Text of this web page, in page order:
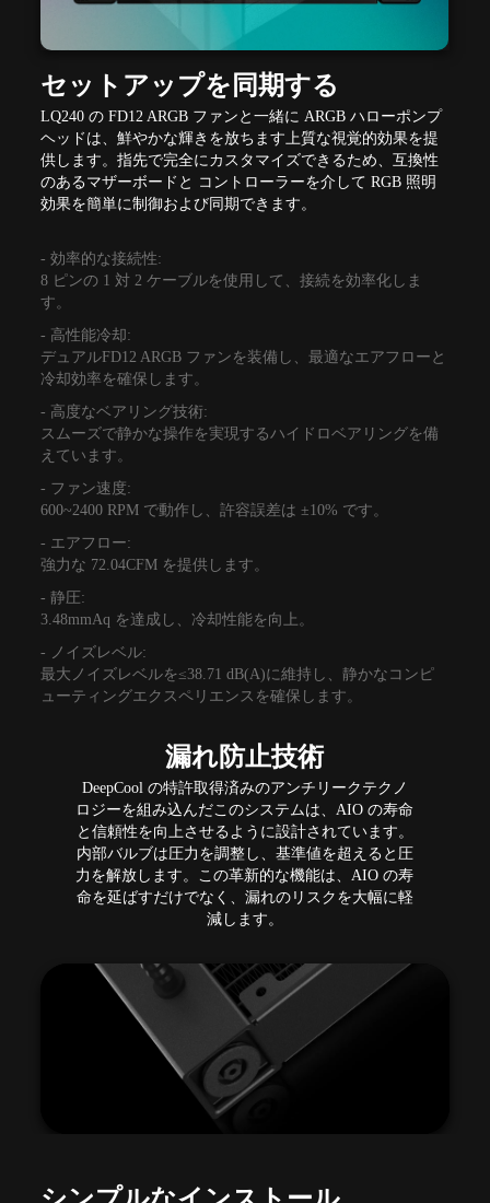
セットアップを同期する
LQ240 の FD12 ARGB ファンと一緒に ARGB ハローポンプ
ヘッドは、鮮やかな輝きを放ちます上質な視覚的効果を提
供します。指先で完全にカスタマイズできるため、互換性
のあるマザーボードと コントローラーを介して RGB 照明
効果を簡単に制御および同期できます。
- 効率的な接続性:
8 ピンの 1 対 2 ケーブルを使用して、接続を効率化しま
す。
- 高性能冷却:
デュアルFD12 ARGB ファンを装備し、最適なエアフローと
冷却効率を確保します。
- 高度なベアリング技術:
スムーズで静かな操作を実現するハイドロベアリングを備
えています。
- ファン速度:
600~2400 RPM で動作し、許容誤差は ±10% です。
- エアフロー:
強力な 72.04CFM を提供します。
- 静圧:
3.48mmAq を達成し、冷却性能を向上。
- ノイズレベル:
最大ノイズレベルを≤38.71 dB(A)に維持し、静かなコンピ
ューティングエクスペリエンスを確保します。
漏れ防止技術
DeepCool の特許取得済みのアンチリークテクノ
ロジーを組み込んだこのシステムは、AIO の寿命
と信頼性を向上させるように設計されています。
内部バルブは圧力を調整し、基準値を超えると圧
力を解放します。この革新的な機能は、AIO の寿
命を延ばすだけでなく、漏れのリスクを大幅に軽
減します。